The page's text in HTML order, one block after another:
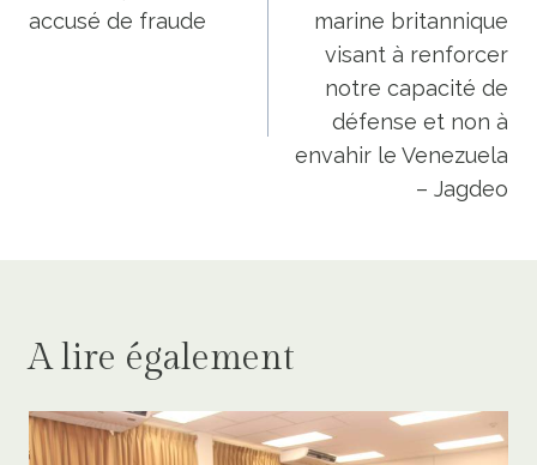
l’article
accusé de fraude
marine britannique
visant à renforcer
notre capacité de
défense et non à
envahir le Venezuela
– Jagdeo
A lire également